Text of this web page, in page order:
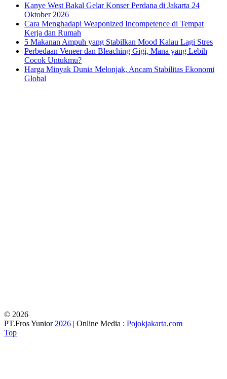
Kanye West Bakal Gelar Konser Perdana di Jakarta 24
Oktober 2026
Cara Menghadapi Weaponized Incompetence di Tempat
Kerja dan Rumah
5 Makanan Ampuh yang Stabilkan Mood Kalau Lagi Stres
Perbedaan Veneer dan Bleaching Gigi, Mana yang Lebih
Cocok Untukmu?
Harga Minyak Dunia Melonjak, Ancam Stabilitas Ekonomi
Global
© 2026
PT.Fros Yunior 2026 | Online Media : Pojokjakarta.com
Top